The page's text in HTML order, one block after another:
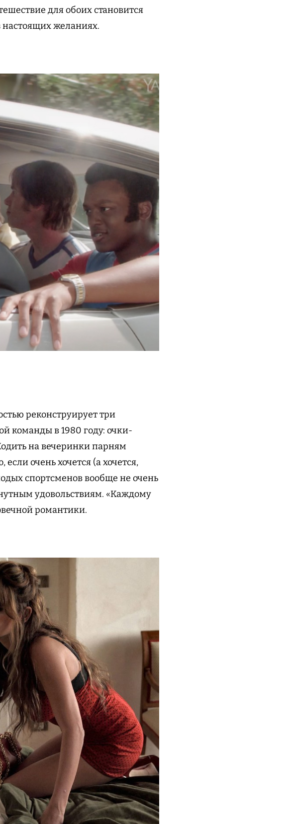
для обоих становится
настоящих желаниях.
реконструирует три
команды в 1980 году: очки-
на вечеринки парням
очень хочется (а хочется,
спортсменов вообще не очень
удовольствиям. «Каждому
романтики.